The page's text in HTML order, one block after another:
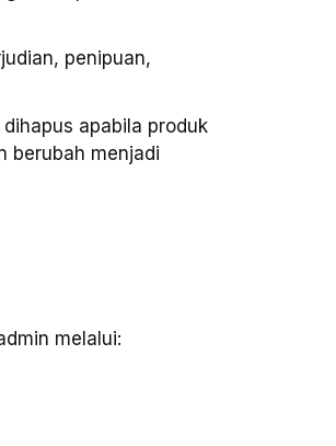
penipuan,
apabila produk
berubah menjadi
melalui: